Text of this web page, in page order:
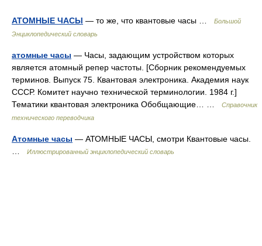
АТОМНЫЕ ЧАСЫ — то же, что квантовые часы …
Большой
Энциклопедический словарь
атомные часы — Часы, задающим устройством которых
является атомный репер частоты. [Сборник рекомендуемых
терминов. Выпуск 75. Квантовая электроника. Академия наук
СССР. Комитет научно технической терминологии. 1984 г.]
Тематики квантовая электроника Обобщающие… …
Справочник
технического переводчика
Атомные часы — АТОМНЫЕ ЧАСЫ, смотри Квантовые часы.
Иллюстрированный энциклопедический словарь